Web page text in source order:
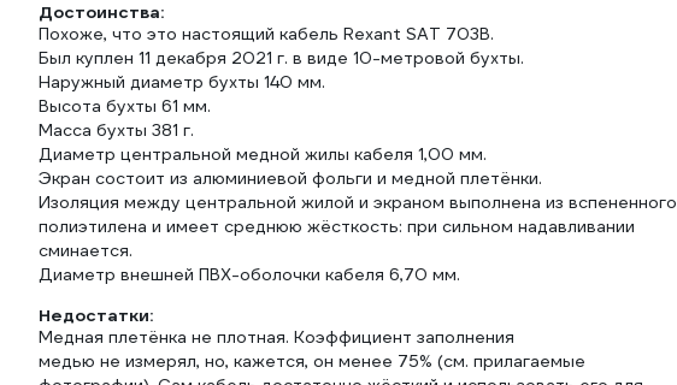
Достоинства:
Похоже, что это настоящий кабель Rexant SAT 703B.
Был куплен 11 декабря 2021 г. в виде 10-метровой бухты.
Наружный диаметр бухты 140 мм.
Высота бухты 61 мм.
Масса бухты 381 г.
Диаметр центральной медной жилы кабеля 1,00 мм.
Экран состоит из алюминиевой фольги и медной плетёнки.
Изоляция между центральной жилой и экраном выполнена из вспененного
полиэтилена и имеет среднюю жёсткость: при сильном надавливании
сминается.
Диаметр внешней ПВХ-оболочки кабеля 6,70 мм.
Недостатки:
Медная плетёнка не плотная. Коэффициент заполнения
медью не измерял, но, кажется, он менее 75% (см. прилагаемые